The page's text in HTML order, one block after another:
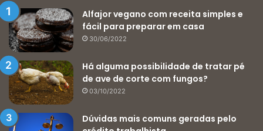
Alfajor vegano com receita simples e
fácil para preparar em casa
30/06/2022
Há alguma possibilidade de tratar pé
de ave de corte com fungos?
03/10/2022
Dúvidas mais comuns geradas pelo